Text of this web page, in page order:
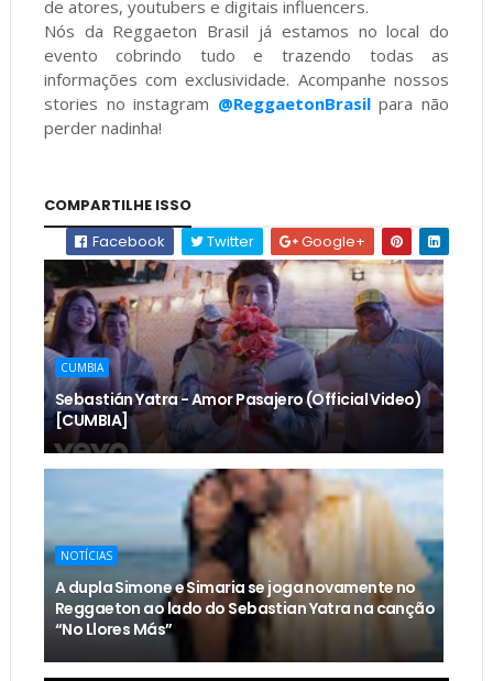
de atores, youtubers e digitais influencers.
Nós da Reggaeton Brasil já estamos no local do
evento cobrindo tudo e trazendo todas as
informações com exclusividade. Acompanhe nossos
stories no instagram @ReggaetonBrasilpara não
perder nadinha!
COMPARTILHE ISSO
Facebook
Twitter Google+
CUMBIA
Sebastián Yatra - Amor Pasajero (Official Video)
[CUMBIA]
NOTÍCIAS
A dupla Simone e Simaria se joga novamente no
Reggaeton ao lado do Sebastian Yatra na canção
“No Llores Más”